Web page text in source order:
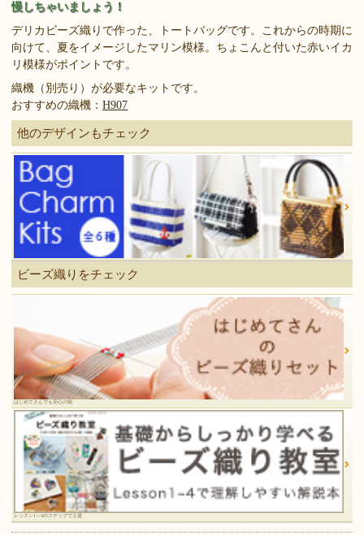
慢しちゃいましょう！
デリカビーズ織りで作った、トートバッグです。これからの時期に
向けて、夏をイメージしたマリン模様。ちょこんと付いた赤いイカ
リ模様がポイントです。
織機（別売り）が必要なキットです。
おすすめの織機： H907
他のデザインもチェック
ビーズ織りをチェック
はじめてさんでも安心の箱
レッスン1～4のステップで上達